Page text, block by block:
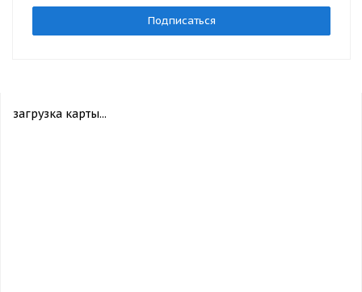
Подписаться
загрузка карты...